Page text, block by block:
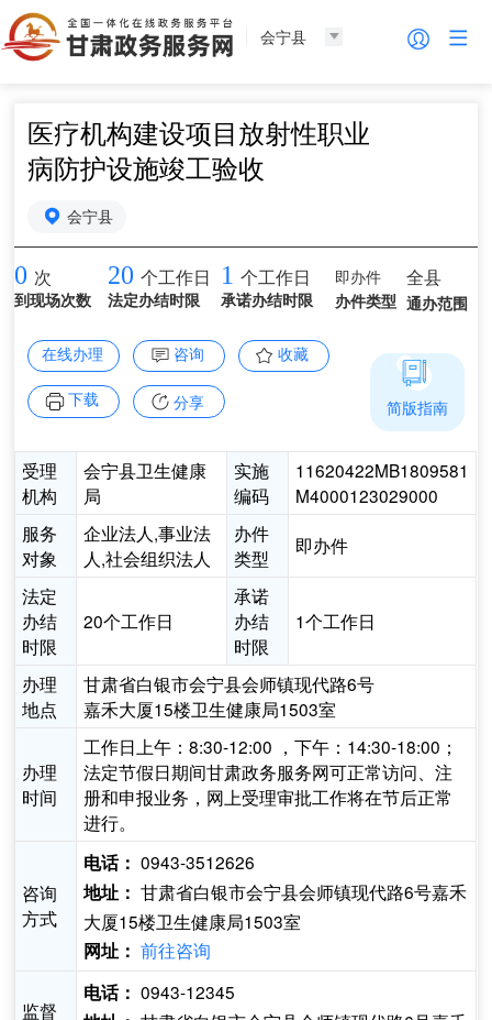
会宁县
医疗机构建设项目放射性职业
病防护设施竣工验收
会宁县
0 次
到现场次数
20 个工作日
法定办结时限
1 个工作日
承诺办结时限
即办件
办件类型
全县
通办范围
在线办理 咨询 收藏
下载 分享
受理
机构
会宁县卫生健康
局
实施
编码
11620422MB1809581
M4000123029000
服务
对象
企业法人,事业法
人,社会组织法人
办件
类型
即办件
法定
办结
时限
20个工作日
承诺
办结
时限
1个工作日
办理
地点
甘肃省白银市会宁县会师镇现代路6号
嘉禾大厦15楼卫生健康局1503室
办理
时间
工作日上午：8:30-12:00 ，下午：14:30-18:00；
法定节假日期间甘肃政务服务网可正常访问、注
册和申报业务，网上受理审批工作将在节后正常
进行。
咨询
方式
电话： 0943-3512626
地址： 甘肃省白银市会宁县会师镇现代路6号嘉禾
大厦15楼卫生健康局1503室
网址： 前往咨询
监督
电话： 0943-12345
简版指南